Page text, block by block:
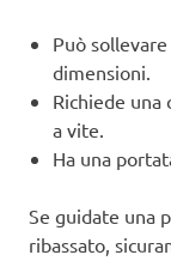
Può
dimensioni.
Richiede una
a vite.
Ha una
Se guidate una
ribassato,